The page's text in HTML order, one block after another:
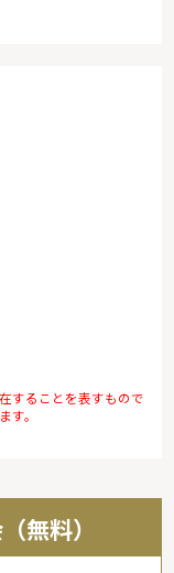
することを表すもので
す。
無料）